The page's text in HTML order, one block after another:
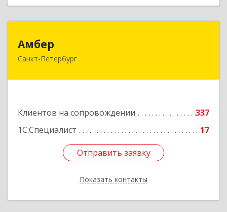
Амбер
Санкт-Петербург
Клиентов на сопровождении
337
1С:Специалист
17
Отправить заявку
Показать контакты
191119, Санкт-Петербург г, Правды ул, дом №
Отправить заявку
Назад